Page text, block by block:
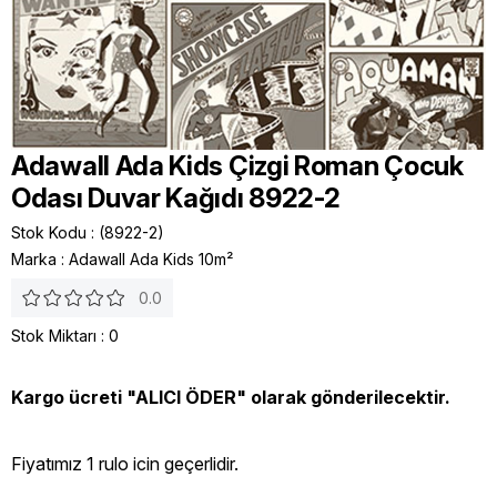
Adawall Ada Kids Çizgi Roman Çocuk
Odası Duvar Kağıdı 8922-2
Stok Kodu
(8922-2)
Marka : Adawall Ada Kids 10m²
0.0
Stok Miktarı : 0
Kargo ücreti "ALICI ÖDER" olarak gönderilecektir.
Fiyatımız 1 rulo icin geçerlidir.